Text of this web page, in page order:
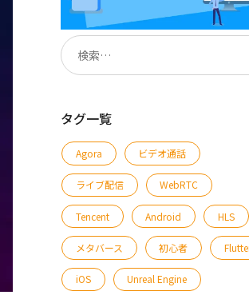
タグ一覧
Agora ビデオ通話
ライブ配信 WebRTC
Tencent Android HLS
メタバース 初心者
iOS Unreal Engine